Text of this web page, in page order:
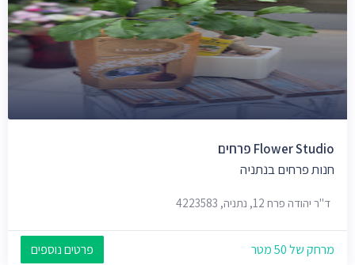
Flower Studio פרחים
חנות פרחים בנתניה
ד"ר יהודה פרח 12, נתניה, 4223583
מרחק של 50 מטר פרטים נוספים